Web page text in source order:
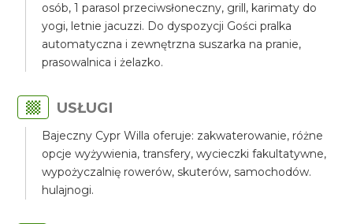
osób, 1 parasol przeciwsłoneczny, grill, karimaty do
yogi, letnie jacuzzi. Do dyspozycji Gości pralka
automatyczna i zewnętrzna suszarka na pranie,
prasowalnica i żelazko.
USŁUGI
Bajeczny Cypr Willa oferuje: zakwaterowanie, różne
opcje wyżywienia, transfery, wycieczki fakultatywne,
wypożyczalnię rowerów, skuterów, samochodów.
hulajnogi.